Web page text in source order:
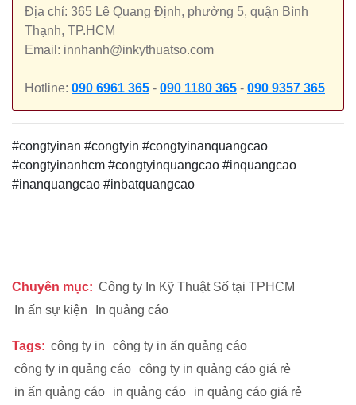
Địa chỉ: 365 Lê Quang Định, phường 5, quận Bình
Thạnh, TP.HCM
Email: innhanh@inkythuatso.com
Hotline: 090 6961 365 - 090 1180 365 - 090 9357 365
#congtyinan #congtyin #congtyinanquangcao
#congtyinanhcm #congtyinquangcao #inquangcao
#inanquangcao #inbatquangcao
Chuyên mục: Công ty In Kỹ Thuật Số tại TPHCM
In ấn sự kiện
In quảng cáo
Tags: công ty in
công ty in ấn quảng cáo
công ty in quảng cáo công ty in quảng cáo giá rẻ
in ấn quảng cáo
in quảng cáo
in quảng cáo giá rẻ